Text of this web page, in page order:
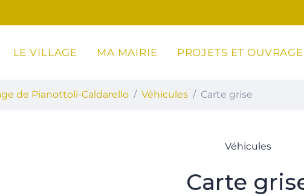
village de Pianottoli-Caldarello
LE VILLAGE MA MAIRIE PROJETS ET
de Pianottoli-Caldarello Véhicules Carte grise
Véhicules
Carte